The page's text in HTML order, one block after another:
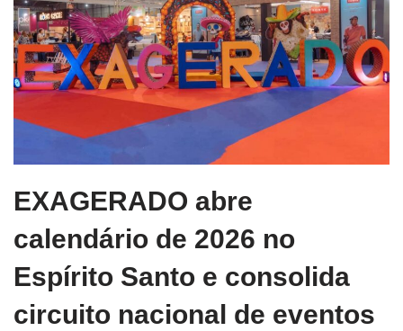
EXAGERADO abre
calendário de 2026 no
Espírito Santo e consolida
circuito nacional de eventos